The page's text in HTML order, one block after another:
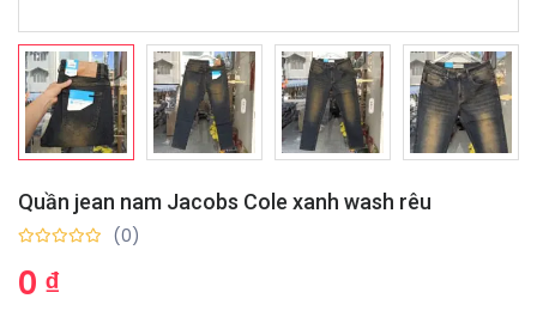
Quần jean nam Jacobs Cole xanh wash rêu
(0)
0 ₫